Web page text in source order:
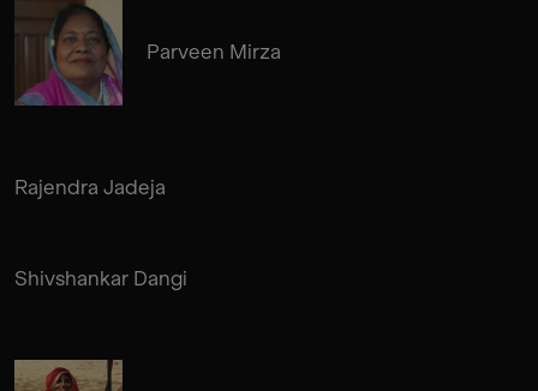
Parveen Mirza
Rajendra Jadeja
Shivshankar Dangi